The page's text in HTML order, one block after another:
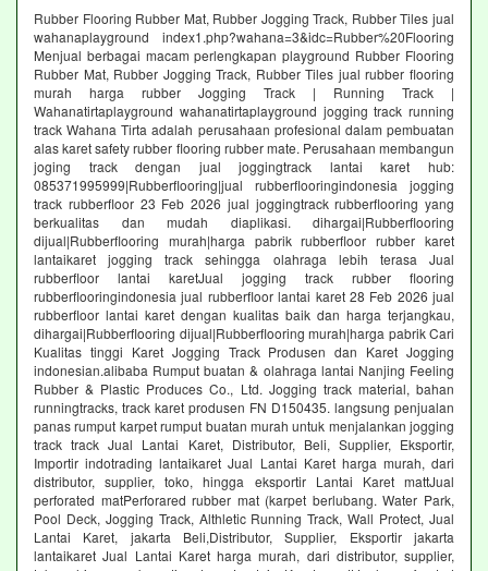
Rubber Flooring Rubber Mat, Rubber Jogging Track, Rubber Tiles jual
wahanaplayground index1.php?wahana=3&idc=Rubber%20Flooring
Menjual berbagai macam perlengkapan playground Rubber Flooring
Rubber Mat, Rubber Jogging Track, Rubber Tiles jual rubber flooring
murah harga rubber Jogging Track | Running Track |
Wahanatirtaplayground wahanatirtaplayground jogging track running
track Wahana Tirta adalah perusahaan profesional dalam pembuatan
alas karet safety rubber flooring rubber mate. Perusahaan membangun
joging track dengan jual joggingtrack lantai karet hub:
085371995999|Rubberflooring|jual rubberflooringindonesia jogging
track rubberfloor 23 Feb 2026 jual joggingtrack rubberflooring yang
berkualitas dan mudah diaplikasi. dihargai|Rubberflooring
dijual|Rubberflooring murah|harga pabrik rubberfloor rubber karet
lantaikaret jogging track sehingga olahraga lebih terasa Jual
rubberfloor lantai karetJual jogging track rubber flooring
rubberflooringindonesia jual rubberfloor lantai karet 28 Feb 2026 jual
rubberfloor lantai karet dengan kualitas baik dan harga terjangkau,
dihargai|Rubberflooring dijual|Rubberflooring murah|harga pabrik Cari
Kualitas tinggi Karet Jogging Track Produsen dan Karet Jogging
indonesian.alibaba Rumput buatan & olahraga lantai Nanjing Feeling
Rubber & Plastic Produces Co., Ltd. Jogging track material, bahan
runningtracks, track karet produsen FN D150435. langsung penjualan
panas rumput karpet rumput buatan murah untuk menjalankan jogging
track track Jual Lantai Karet, Distributor, Beli, Supplier, Eksportir,
Importir indotrading lantaikaret Jual Lantai Karet harga murah, dari
distributor, supplier, toko, hingga eksportir Lantai Karet mattJual
perforated matPerforared rubber mat (karpet berlubang. Water Park,
Pool Deck, Jogging Track, Althletic Running Track, Wall Protect, Jual
Lantai Karet, jakarta Beli,Distributor, Supplier, Eksportir jakarta
lantaikaret Jual Lantai Karet harga murah, dari distributor, supplier,